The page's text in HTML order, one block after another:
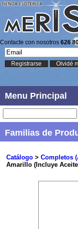
Contacte con nosotros 626
Registrarse
Olvidé
Menu Principal
Familias de
Catálogo> Completos
Amarillo (Incluye